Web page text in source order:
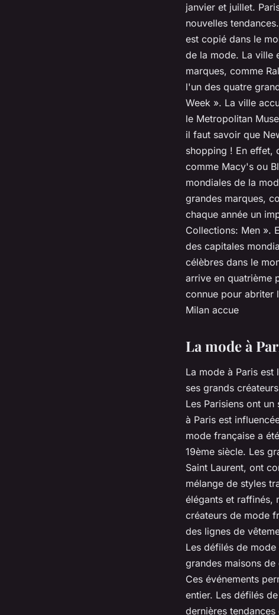
janvier et juillet.
nouvelles
est copié dans le
de la mode. La ville
marques, comme
l'un des quatre
Week ». La ville
le Metropolitan
il faut savoir que
shopping ! En effet,
comme Macy's ou
mondiales de la
grandes marques,
chaque année un
Collections: Men ».
des capitales
célèbres dans le
arrive en quatrième
connue pour abriter
Milan accue
La mode à
La mode à Paris est
ses grands
Les Parisiens ont
à Paris est
mode française a
19ème siècle. Les
Saint Laurent, ont
mélange de styles
élégants et raffinés,
créateurs de mode
des lignes de
Les défilés de
grandes maisons
Ces événements
entier. Les défilés
dernières